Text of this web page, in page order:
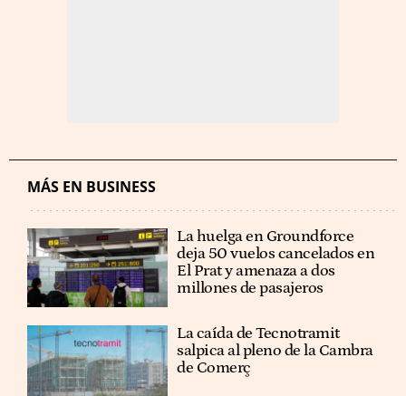
MÁS EN BUSINESS
La huelga en Groundforce
deja 50 vuelos cancelados en
El Prat y amenaza a dos
millones de pasajeros
La caída de Tecnotramit
salpica al pleno de la Cambra
de Comerç